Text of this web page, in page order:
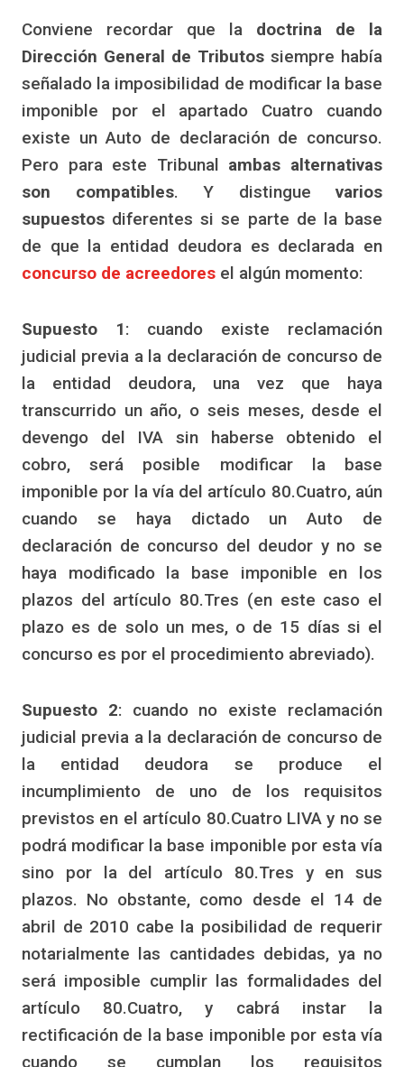
Conviene recordar que la doctrina de la
Dirección General de Tributos siempre había
señalado la imposibilidad de modificar la base
imponible por el apartado Cuatro cuando
existe un Auto de declaración de concurso.
Pero para este Tribunal ambas alternativas
son compatibles. Y distingue varios
supuestos diferentes si se parte de la base
de que la entidad deudora es declarada en
concurso de acreedores el algún momento:
Supuesto 1: cuando existe reclamación
judicial previa a la declaración de concurso de
la entidad deudora, una vez que haya
transcurrido un año, o seis meses, desde el
devengo del IVA sin haberse obtenido el
cobro, será posible modificar la base
imponible por la vía del artículo 80.Cuatro, aún
cuando se haya dictado un Auto de
declaración de concurso del deudor y no se
haya modificado la base imponible en los
plazos del artículo 80.Tres (en este caso el
plazo es de solo un mes, o de 15 días si el
concurso es por el procedimiento abreviado).
Supuesto 2: cuando no existe reclamación
judicial previa a la declaración de concurso de
la entidad deudora se produce el
incumplimiento de uno de los requisitos
previstos en el artículo 80.Cuatro LIVA y no se
podrá modificar la base imponible por esta vía
sino por la del artículo 80.Tres y en sus
plazos. No obstante, como desde el 14 de
abril de 2010 cabe la posibilidad de requerir
notarialmente las cantidades debidas, ya no
será imposible cumplir las formalidades del
artículo 80.Cuatro, y cabrá instar la
rectificación de la base imponible por esta vía
cuando se cumplan los requisitos